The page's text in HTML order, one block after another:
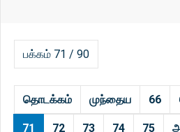
பக்கம் 71 / 90
தொடக்கம் முந்தைய 66
71 72 73 74 75